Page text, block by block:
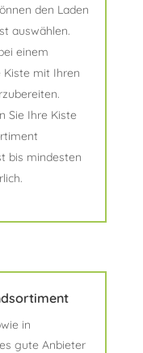
den Laden
auswählen.
einem
Kiste mit Ihren
Sie Ihre Kiste
bis mindesten
in
gute Anbieter